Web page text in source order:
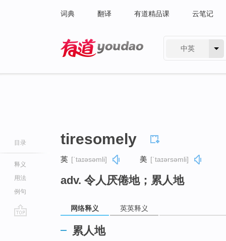
词典 翻译 有道精品课 云笔记
中英
目录
释义
用法
例句
tiresomely
英 [ˈtaɪəsəmli] 美 [ˈtaɪərsəmli]
adv. 令人厌倦地；累人地
网络释义 英英释义
累人地